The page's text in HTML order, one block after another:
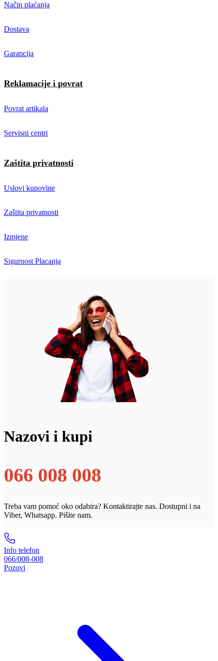
Način plaćanja
Dostava
Garancija
Reklamacije i povrat
Povrat artikala
Servisni centri
Zaštita privatnosti
Uslovi kupovine
Zaštita privatnosti
Izmjene
Sigurnost Placanja
Nazovi i kupi
066 008 008
Treba vam pomoć oko odabira? Kontaktirajte nas. Dostupni i na
Viber, Whatsapp. Pišite nam.
Info telefon
066/008-008
Pozovi